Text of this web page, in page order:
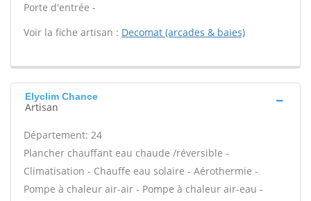
Porte d'entrée -
Voir la fiche artisan : Decomat (arcades & baies)
Elyclim Chance
Artisan
Département: 24
Plancher chauffant eau chaude /réversible -
Climatisation - Chauffe eau solaire - Aérothermie -
Pompe à chaleur air-air - Pompe à chaleur air-eau -